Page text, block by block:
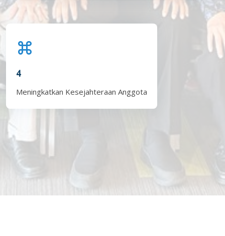
4
Meningkatkan Kesejahteraan Anggota